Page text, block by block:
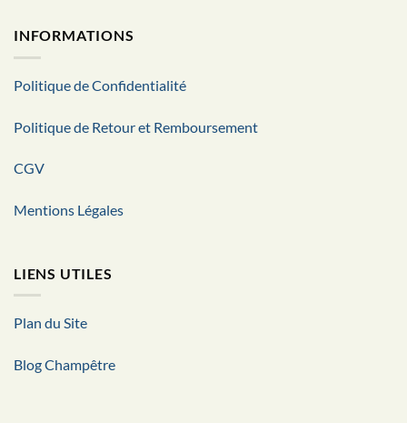
INFORMATIONS
Politique de Confidentialité
Politique de Retour et Remboursement
CGV
Mentions Légales
LIENS UTILES
Plan du Site
Blog Champêtre